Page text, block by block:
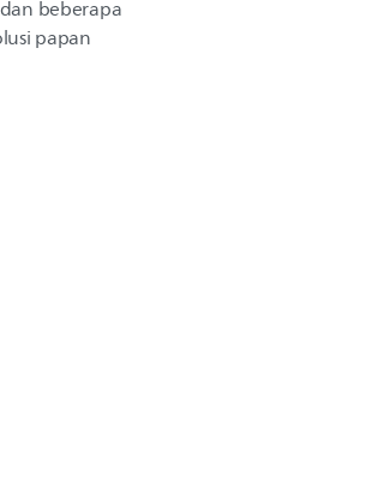
beberapa
papan